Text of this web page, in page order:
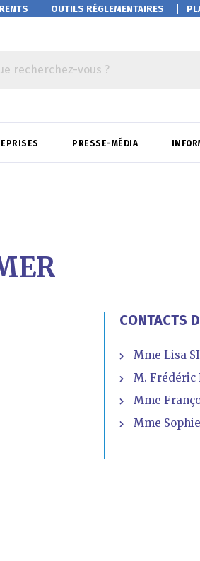
OUTILS RÉGLEMENTAIRES
recherchez-vous ?
PRESSE-MÉDIA
CONTACTS
Mme Lisa
M. Frédéric
Mme
Mme